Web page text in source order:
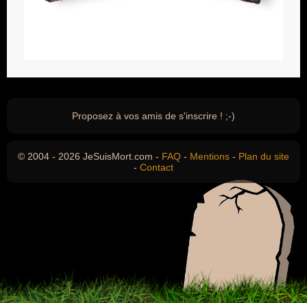
Proposez à vos amis de s'inscrire ! ;-)
© 2004 - 2026 JeSuisMort.com - FAQ - Mentions - Plan du site
- Contact